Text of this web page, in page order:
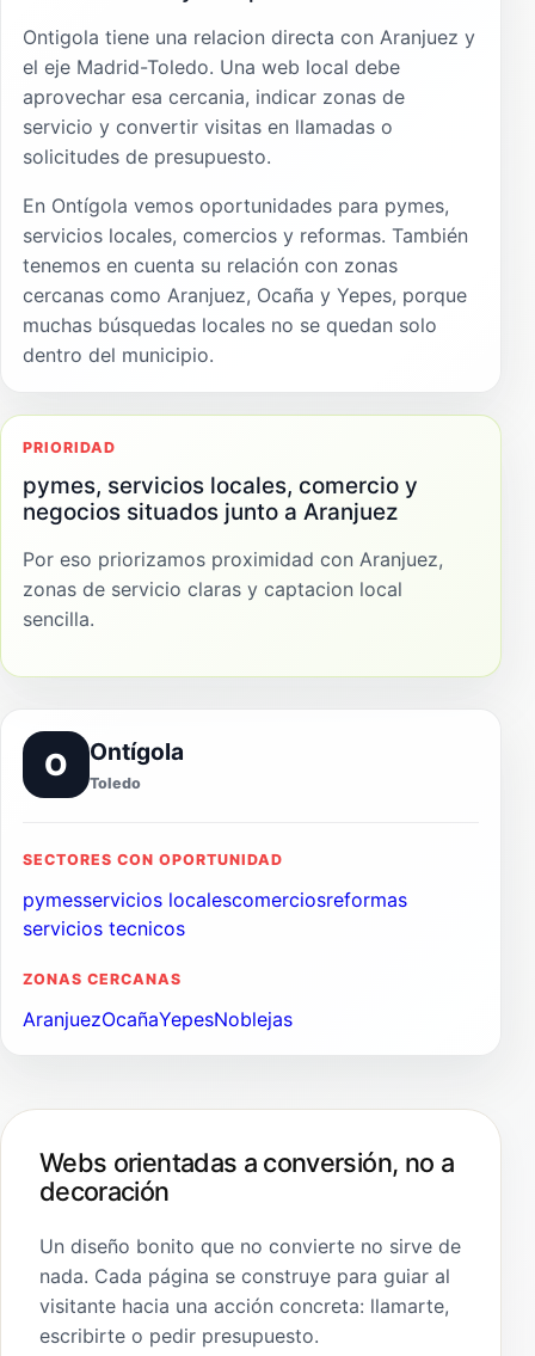
Ontigola tiene una relacion directa con Aranjuez y
el eje Madrid-Toledo. Una web local debe
aprovechar esa cercania, indicar zonas de
servicio y convertir visitas en llamadas o
solicitudes de presupuesto.
En Ontígola vemos oportunidades para pymes,
servicios locales, comercios y reformas. También
tenemos en cuenta su relación con zonas
cercanas como Aranjuez, Ocaña y Yepes, porque
muchas búsquedas locales no se quedan solo
dentro del municipio.
PRIORIDAD
pymes, servicios locales, comercio y
negocios situados junto a Aranjuez
Por eso priorizamos proximidad con Aranjuez,
zonas de servicio claras y captacion local
sencilla.
O Ontígola
Toledo
SECTORES CON OPORTUNIDAD
pymesservicios localescomerciosreformas
servicios tecnicos
ZONAS CERCANAS
AranjuezOcañaYepesNoblejas
Webs orientadas a conversión, no a
decoración
Un diseño bonito que no convierte no sirve de
nada. Cada página se construye para guiar al
visitante hacia una acción concreta: llamarte,
escribirte o pedir presupuesto.